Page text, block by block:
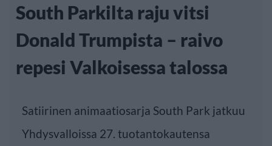
South Parkilta raju vitsi
Donald Trumpista – raivo
repesi Valkoisessa talossa
Satiirinen animaatiosarja South Park jatkuu
Yhdysvalloissa 27. tuotantokautensa